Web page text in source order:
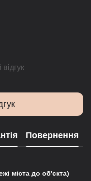
Повернення
міста до об'єкта)